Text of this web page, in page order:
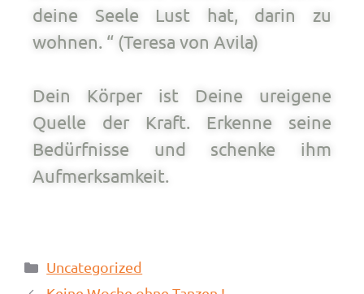
deine Seele Lust hat, darin zu
wohnen. “ (Teresa von Avila)
Dein Körper ist Deine ureigene
Quelle der Kraft. Erkenne seine
Bedürfnisse und schenke ihm
Aufmerksamkeit.
Uncategorized